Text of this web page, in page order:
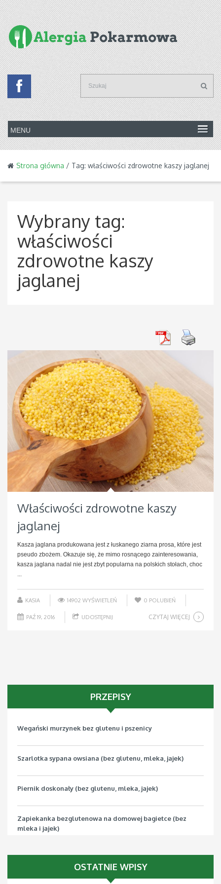
Strona główna / Tag: właściwości zdrowotne kaszy jaglanej
Wybrany tag:
właściwości
zdrowotne kaszy
jaglanej
Właściwości zdrowotne kaszy
jaglanej
Kasza jaglana produkowana jest z łuskanego ziarna prosa, które jest
pseudo zbożem. Okazuje się, że mimo rosnącego zainteresowania,
kasza jaglana nadal nie jest zbyt popularna na polskich stołach, choc
...
KASIA 14902 WYŚWIETLEŃ 0 POLUBIEŃ
PAŹ 19, 2016 UDOSTĘPNIJ CZYTAJ WIĘCEJ
PRZEPISY
Wegański murzynek bez glutenu i pszenicy
Szarlotka sypana owsiana (bez glutenu, mleka, jajek)
Piernik doskonały (bez glutenu, mleka, jajek)
Zapiekanka bezglutenowa na domowej bagietce (bez
mleka i jajek)
OSTATNIE WPISY